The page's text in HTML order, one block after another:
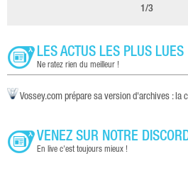
1 /3
LES ACTUS LES PLUS LUES
Ne ratez rien du meilleur !
Vossey.com prépare sa version d'archives : la
VENEZ SUR NOTRE
En live c'est toujours mieux !